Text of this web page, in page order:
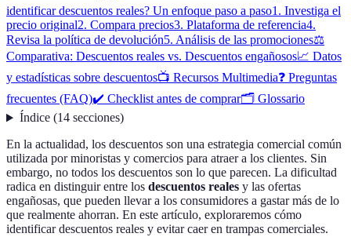
identificar descuentos reales? Un enfoque paso a paso1. Investiga el
precio original2. Compara precios3. Plataforma de referencia4.
Revisa la política de devolución5. Análisis de las promociones⚖️
Comparativa: Descuentos reales vs. Descuentos engañosos📈 Datos
y estadísticas sobre descuentos📺 Recursos Multimedia❓ Preguntas
frecuentes (FAQ)✔️ Checklist antes de comprar🗂️ Glossario
Índice(14 secciones)
En la actualidad, los descuentos son una estrategia comercial común
utilizada por minoristas y comercios para atraer a los clientes. Sin
embargo, no todos los descuentos son lo que parecen. La dificultad
radica en distinguir entre los descuentos reales y las ofertas
engañosas, que pueden llevar a los consumidores a gastar más de lo
que realmente ahorran. En este artículo, exploraremos cómo
identificar descuentos reales y evitar caer en trampas comerciales.